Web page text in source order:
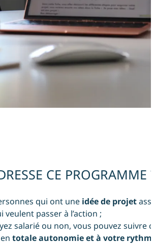
CE PROGRAMME
qui ont une idée de projet
veulent passer à l’action ;
salarié ou non, vous pouvez suivre
totale autonomie et à votre